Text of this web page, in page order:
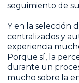
seguimiento de
Y en la selección
centralizados y
experiencia
Porque sí, la
durante un
mucho sobre la